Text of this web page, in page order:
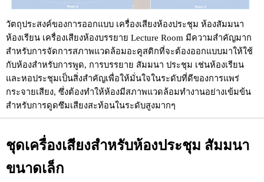
วัตถุประสงค์ของการออกแบบ เครื่องเสียงห้องประชุม ห้องสัมมนา
ห้องเรียน เครื่องเสียงห้องบรรยาย Lecture Room มีความสำคัญมาก
สำหรับการจัดการสภาพแวดล้อมอะคูสติกที่จะต้องออกแบบมาให้ใช้
กับห้องสำหรับการพูด, การบรรยาย สัมมนา ประชุม เช่นห้องเรียน
และหอประชุมเป็นสิ่งสำคัญเพื่อให้มั่นใจในระดับที่ดีของการแพร่
กระจายเสียง, ซึ่งต้องทำให้ห้องมีสภาพแวดล้อมทำงานอย่างเข้มข้น
สำหรับการดูดซึมเสียงสะท้อนในระดับสูงมากๆ
ชุดเครื่องเสียงสําหรับห้องประชุม สัมมนา
ขนาดเล็ก